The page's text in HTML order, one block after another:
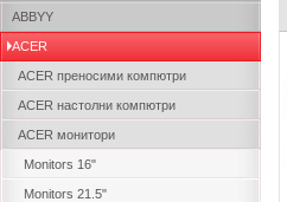
ABBYY
ACER
ACER преносими компютри
ACER настолни компютри
ACER монитори
Monitors 16"
Monitors 21.5"